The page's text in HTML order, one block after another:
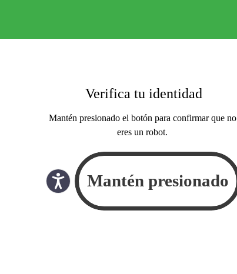
Verifica tu identidad
Mantén presionado el botón para confirmar que no
eres un robot.